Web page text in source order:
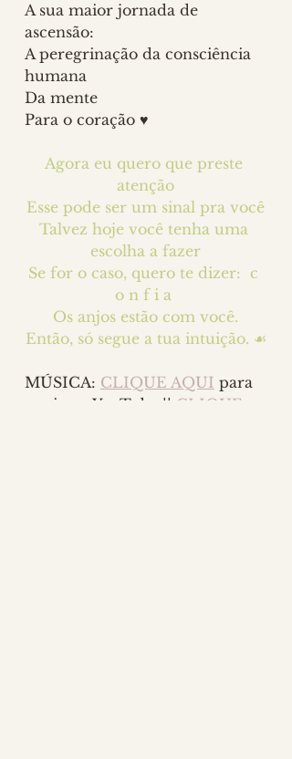
A sua maior jornada de
ascensão:
A peregrinação da consciência
humana
Da mente
Para o coração ♥
Agora eu quero que preste
atenção
Esse pode ser um sinal pra você
Talvez hoje você tenha uma
escolha a fazer
Se for o caso, quero te dizer:  c
o n f i a
Os anjos estão com você.
Então, só segue a tua intuição. ☙
MÚSICA: CLIQUE AQUI para
ouvir no YouTube || CLIQUE